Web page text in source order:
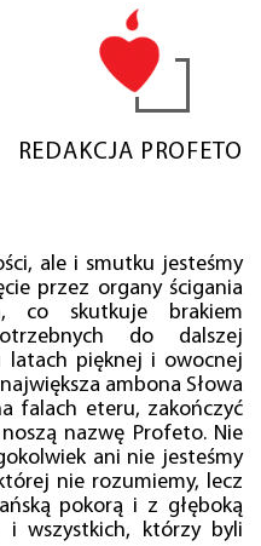
REDAKCJA PROFETO
ale i smutku jesteśmy
przez organy ścigania
co skutkuje brakiem
do dalszej
latach pięknej i owocnej
ambona Słowa
falach eteru, zakończyć
nazwę Profeto. Nie
ani nie jesteśmy
nie rozumiemy, lecz
pokorą i z głęboką
i wszystkich, którzy byli